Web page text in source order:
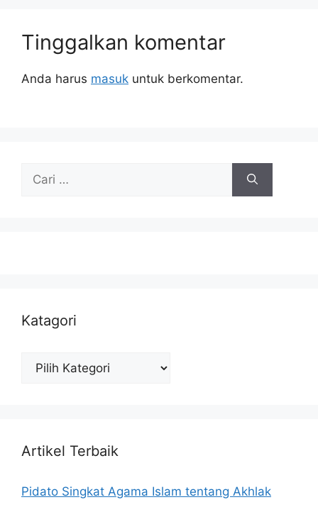
Tinggalkan komentar
Anda harus masuk untuk berkomentar.
untuk:
Katagori
Katagori
Artikel Terbaik
Pidato Singkat Agama Islam tentang Akhlak